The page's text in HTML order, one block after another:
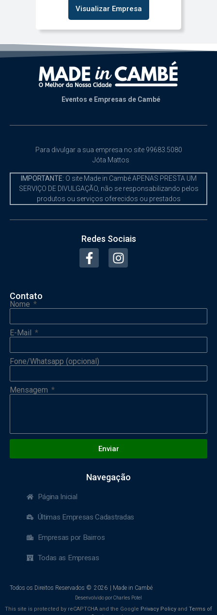
Visualizar Empresa
Eventos e Empresas de Cambé
Para divulgar a sua empresa no site 99683.5080
Jóta Mattos
IMPORTANTE: O site Made in Cambé APENAS PRESTA UM
SERVIÇO DE DIVULGAÇÃO, não se responsabilizando pelos
produtos ou serviços oferecidos ou prestados
Redes Sociais
Contato
Nome
E-Mail
Fone/Whatsapp (opcional)
Mensagem
Enviar
Navegação
Página Inicial
Últimas Empresas Cadastradas
Empresas por Bairros
Todas as Empresas
Todos os Direitos Reservados © 2026 | Made in Cambé
Desenvolvido por Charles Potel
This site is protected by reCAPTCHA and the Google Privacy Policy and Terms of